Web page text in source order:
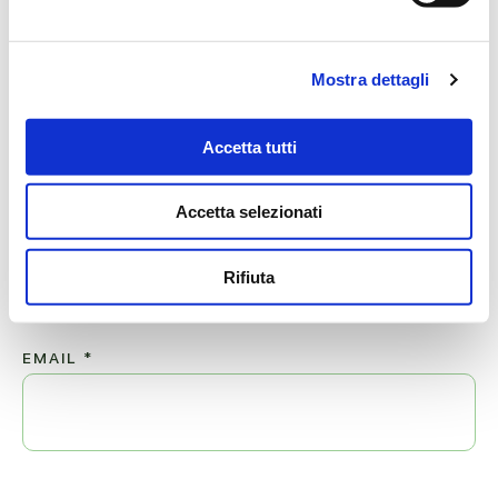
Mostra dettagli
Accetta tutti
Accetta selezionati
Rifiuta
SCRIVI ORA
Lascia ora un messaggio di vicinanza alla famiglia di DIMMA.
Il tuo indirizzo email non sarà pubblicato.
EMAIL *